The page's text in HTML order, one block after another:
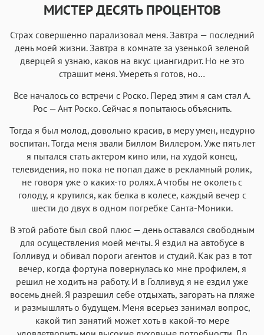
Аа
Iowan San Francisco Аа
SF Serif Аа
New York
Аа
Helvetica Neue
Аа
Arial Аа
Georgia
Аа
Times New Roman
Аа
Courier
Аа
Courier New
Аа
Menlo
Аа
SF Mono
МИСТЕР ДЕСЯТЬ ПРОЦЕНТОВ
Страх совершенно парализовал меня. Завтра — последний
день моей жизни. Завтра в комнате за узенькой зеленой
дверцей я узнаю, каков на вкус циангидрит. Но не это
страшит меня. Умереть я готов, но…
Все началось со встречи с Роско. Перед этим я сам стал А.
Рос — Ант Роско. Сейчас я попытаюсь объяснить.
Тогда я был молод, довольно красив, в меру умен, недурно
воспитан. Тогда меня звали Биллом Виллером. Уже пять лет
я пытался стать актером кино или, на худой конец,
телевидения, но пока не попал даже в рекламный ролик,
не говоря уже о каких-то ролях. А чтобы не околеть с
голоду, я крутился, как белка в колесе, каждый вечер с
шести до двух в одном погребке Санта-Моники.
В этой работе был свой плюс — день оставался свободным
для осуществления моей мечты. Я ездил на автобусе в
Голливуд и обивал пороги агентов и студий. Как раз в тот
вечер, когда фортуна повернулась ко мне профилем, я
решил не ходить на работу. И в Голливуд я не ездил уже
восемь дней. Я разрешил себе отдыхать, загорать на пляже
и размышлять о будущем. Меня всерьез занимал вопрос,
какой тип занятий может хоть в какой-то мере